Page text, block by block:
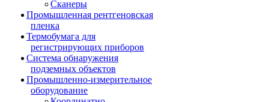
Сканеры
Промышленная рентгеновская
пленка
Термобумага для
регистрирующих приборов
Система обнаружения
подземных объектов
Промышленно-измерительное
оборудование